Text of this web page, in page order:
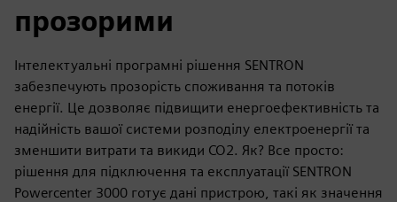
прозорими
Інтелектуальні програмні рішення SENTRON
забезпечують прозорість споживання та потоків
енергії. Це дозволяє підвищити енергоефективність та
надійність вашої системи розподілу електроенергії та
зменшити витрати та викиди CO2. Як? Все просто:
рішення для підключення та експлуатації SENTRON
Powercenter 3000 готує дані пристрою, такі як значення